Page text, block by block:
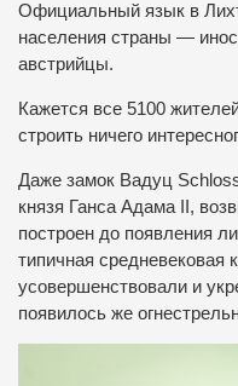
Официальный язык в
населения страны —
австрийцы.
Кажется все 5100
строить ничего
Даже замок Вадуц
князя Ганса Адама II,
построен до появления
типичная средневековая
усовершенствовали и
появилось же